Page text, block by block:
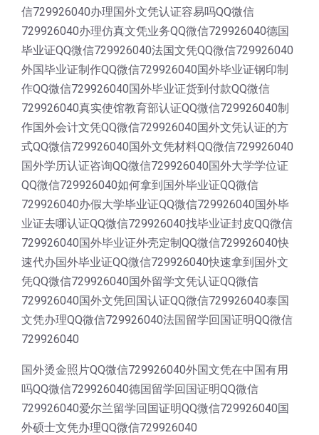
信729926040办理国外文凭认证容易吗QQ微信
729926040办理仿真文凭业务QQ微信729926040德国
毕业证QQ微信729926040法国文凭QQ微信729926040
外国毕业证制作QQ微信729926040国外毕业证钢印制
作QQ微信729926040国外毕业证货到付款QQ微信
729926040真实使馆教育部认证QQ微信729926040制
作国外会计文凭QQ微信729926040国外文凭认证的方
式QQ微信729926040国外文凭材料QQ微信729926040
国外学历认证咨询QQ微信729926040国外大学学位证
QQ微信729926040如何拿到国外毕业证QQ微信
729926040办假大学毕业证QQ微信729926040国外毕
业证去哪认证QQ微信729926040找毕业证封皮QQ微信
729926040国外毕业证外壳定制QQ微信729926040快
速代办国外毕业证QQ微信729926040快速拿到国外文
凭QQ微信729926040国外留学文凭认证QQ微信
729926040国外文凭回国认证QQ微信729926040泰国
文凭办理QQ微信729926040法国留学回国证明QQ微信
729926040
国外烫金照片QQ微信729926040外国文凭在中国有用
吗QQ微信729926040德国留学回国证明QQ微信
729926040爱尔兰留学回国证明QQ微信729926040国
外硕士文凭办理QQ微信729926040